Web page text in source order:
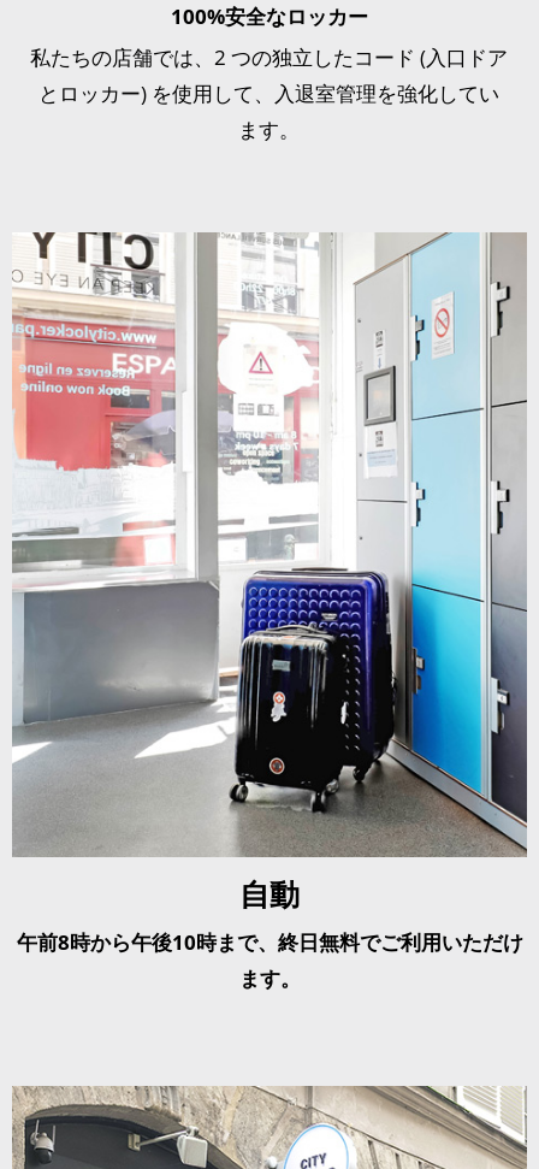
100%安全なロッカー
私たちの店舗では、2 つの独立したコード (入口ドア
とロッカー) を使用して、入退室管理を強化してい
ます。
自動
午前8時から午後10時まで、終日無料でご利用いただけ
ます。